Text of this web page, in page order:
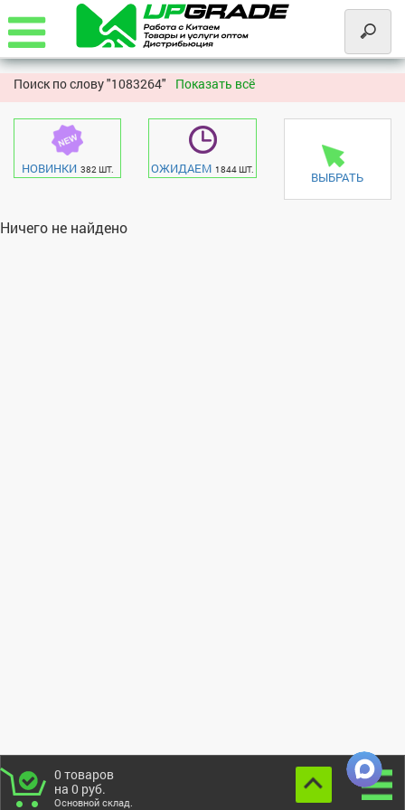
Поиск по слову "1083264" Показать всё
НОВИНКИ 382 ШТ. ОЖИДАЕМ 1844 ШТ. ВЫБРАТЬ
Ничего не найдено
0 товаров
на 0 руб.
Основной склад.